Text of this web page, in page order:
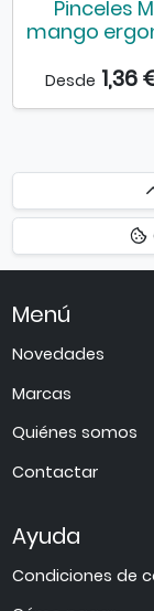
Pinceles
mango
Desde 1,36
Menú
Novedades
Marcas
Quiénes somos
Contactar
Ayuda
Condiciones de